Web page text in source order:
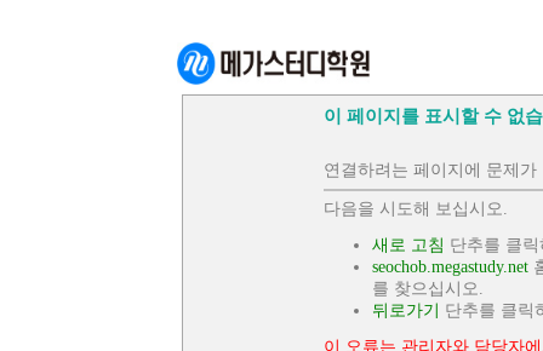
이 페이지를 표시할 수 없
연결하려는 페이지에 문제
다음을 시도해 보십시오.
새로 고침 단추를 클
seochob.megastudy.net
를 찾으십시오.
뒤로가기
단추를 클릭
이 오류는 관리자와 담당자